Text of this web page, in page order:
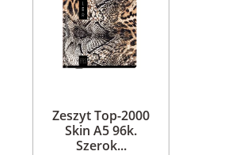
Zeszyt Top-2000
Skin A5 96k.
Szerok...